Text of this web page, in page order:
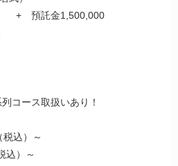
） + 預託金1,500,000
コース取扱いあり！
込）～
込）～